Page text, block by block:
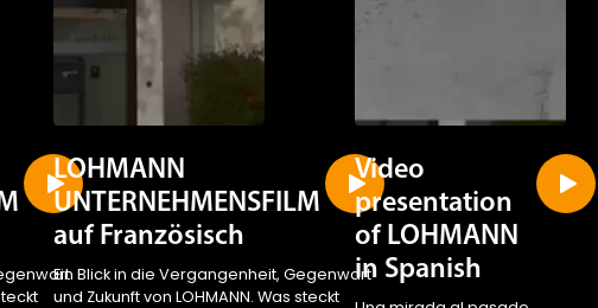
LOHMANN
UNTERNEHMENSFILM
auf Französisch
Ein Blick in die Vergangenheit, Gegenwart
und Zukunft von LOHMANN. Was steckt
Video
presentation
of LOHMANN
in Spanish